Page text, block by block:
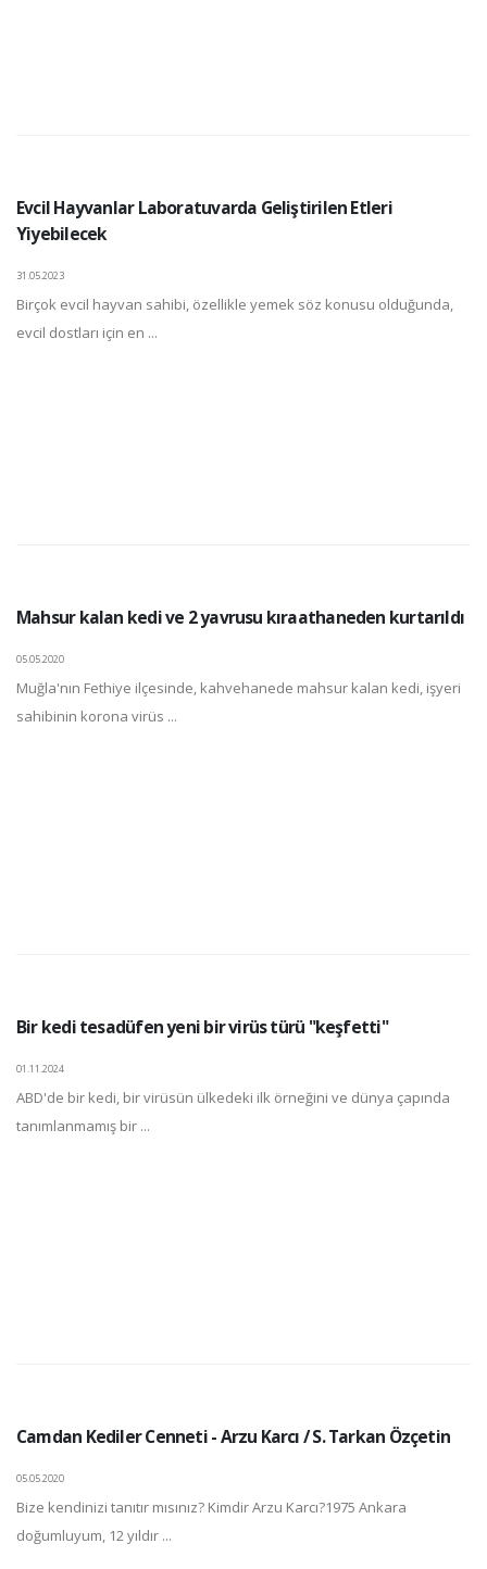
Evcil Hayvanlar Laboratuvarda Geliştirilen Etleri
Yiyebilecek
31.05.2023
Birçok evcil hayvan sahibi, özellikle yemek söz konusu olduğunda,
evcil dostları için en ...
Mahsur kalan kedi ve 2 yavrusu kıraathaneden kurtarıldı
05.05.2020
Muğla'nın Fethiye ilçesinde, kahvehanede mahsur kalan kedi, işyeri
sahibinin korona virüs ...
Bir kedi tesadüfen yeni bir virüs türü "keşfetti"
01.11.2024
ABD'de bir kedi, bir virüsün ülkedeki ilk örneğini ve dünya çapında
tanımlanmamış bir ...
Camdan Kediler Cenneti - Arzu Karcı / S. Tarkan Özçetin
05.05.2020
Bize kendinizi tanıtır mısınız? Kimdir Arzu Karcı?1975 Ankara
doğumluyum, 12 yıldır ...